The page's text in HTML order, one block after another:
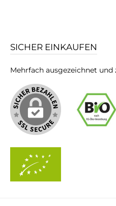
SICHER EINKAUFEN
Mehrfach ausgezeichnet